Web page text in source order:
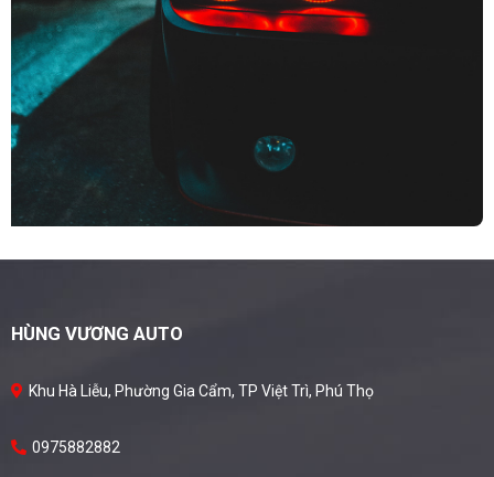
HÙNG VƯƠNG AUTO
Khu Hà Liễu, Phường Gia Cẩm, TP Việt Trì, Phú Thọ
0975882882